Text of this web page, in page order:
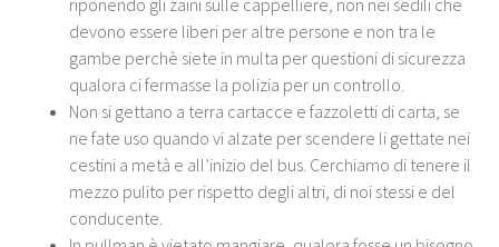
riponendo gli zaini sulle cappelliere, non nei sedili che
devono essere liberi per altre persone e non tra le
gambe perchè siete in multa per questioni di sicurezza
qualora ci fermasse la polizia per un controllo.
Non si gettano a terra cartacce e fazzoletti di carta, se
ne fate uso quando vi alzate per scendere li gettate nei
cestini a metà e all’inizio del bus. Cerchiamo di tenere il
mezzo pulito per rispetto degli altri, di noi stessi e del
conducente.